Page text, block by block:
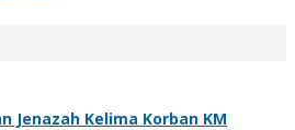
Jenazah Kelima Korban KM